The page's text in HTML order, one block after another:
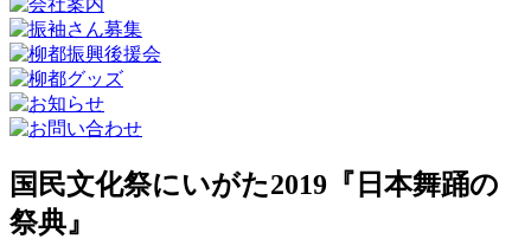
国民文化祭にいがた2019『日本舞踊の
祭典』